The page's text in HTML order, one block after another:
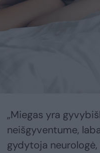
„Miegas yra
neišgyventume,
gydytoja